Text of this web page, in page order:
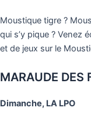
Moustique tigre ?
qui s’y pique ? Venez
et de jeux sur le
MARAUDE DES
Dimanche, LA LPO